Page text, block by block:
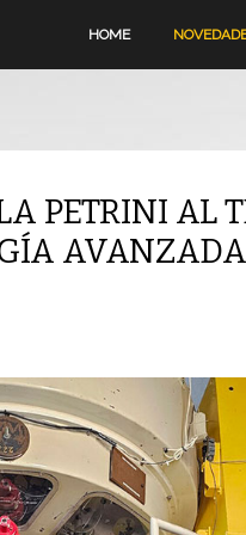
HOME
PETRINI AL